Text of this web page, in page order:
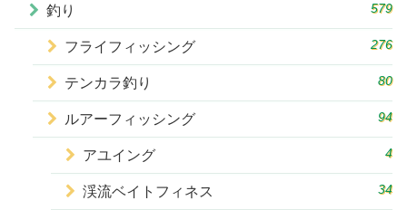
釣り 579
フライフィッシング 276
テンカラ釣り 80
ルアーフィッシング 94
アユイング 4
渓流ベイトフィネス 34